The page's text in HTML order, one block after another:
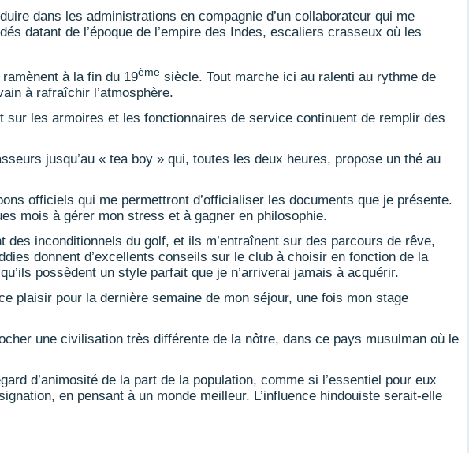
dans les administrations en compagnie d’un collaborateur qui me
datant de l’époque de l’empire des Indes, escaliers crasseux où les
à la fin du 19ème siècle. Tout marche ici au ralenti au rythme de
à rafraîchir l’atmosphère.
les armoires et les fonctionnaires de service continuent de remplir des
jusqu’au « tea boy » qui, toutes les deux heures, propose un thé au
officiels qui me permettront d’officialiser les documents que je présente.
mois à gérer mon stress et à gagner en philosophie.
inconditionnels du golf, et ils m’entraînent sur des parcours de rêve,
donnent d’excellents conseils sur le club à choisir en fonction de la
possèdent un style parfait que je n’arriverai jamais à acquérir.
plaisir pour la dernière semaine de mon séjour, une fois mon stage
une civilisation très différente de la nôtre, dans ce pays musulman où le
d’animosité de la part de la population, comme si l’essentiel pour eux
en pensant à un monde meilleur. L’influence hindouiste serait-elle